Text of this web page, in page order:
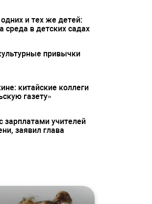
и тех же детей:
среда в детских садах
привычки
китайские коллеги
газету»
учителей
заявил глава